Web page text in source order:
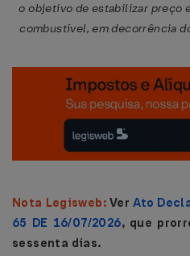
o objetivo de estabilizar preço
combustível, em decorrência
Nota Legisweb: VerAto
65 DE 16/07/2026, que
sessenta dias.